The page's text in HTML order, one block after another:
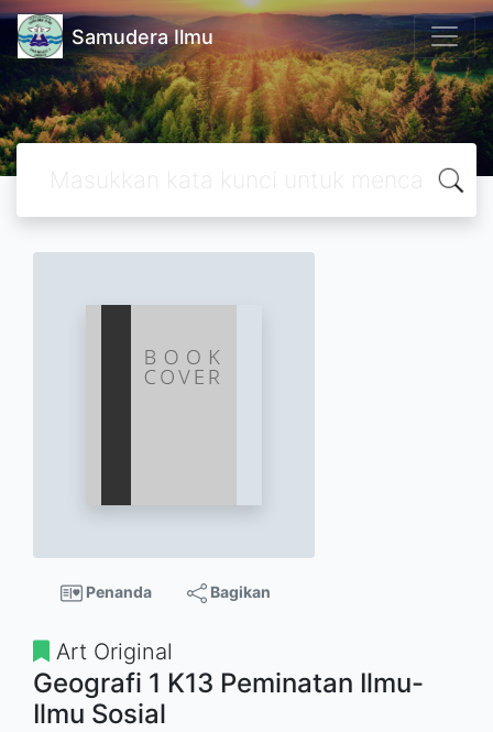
Samudera Ilmu
Penanda Bagikan
Art Original
Geografi 1 K13 Peminatan Ilmu-
Ilmu Sosial